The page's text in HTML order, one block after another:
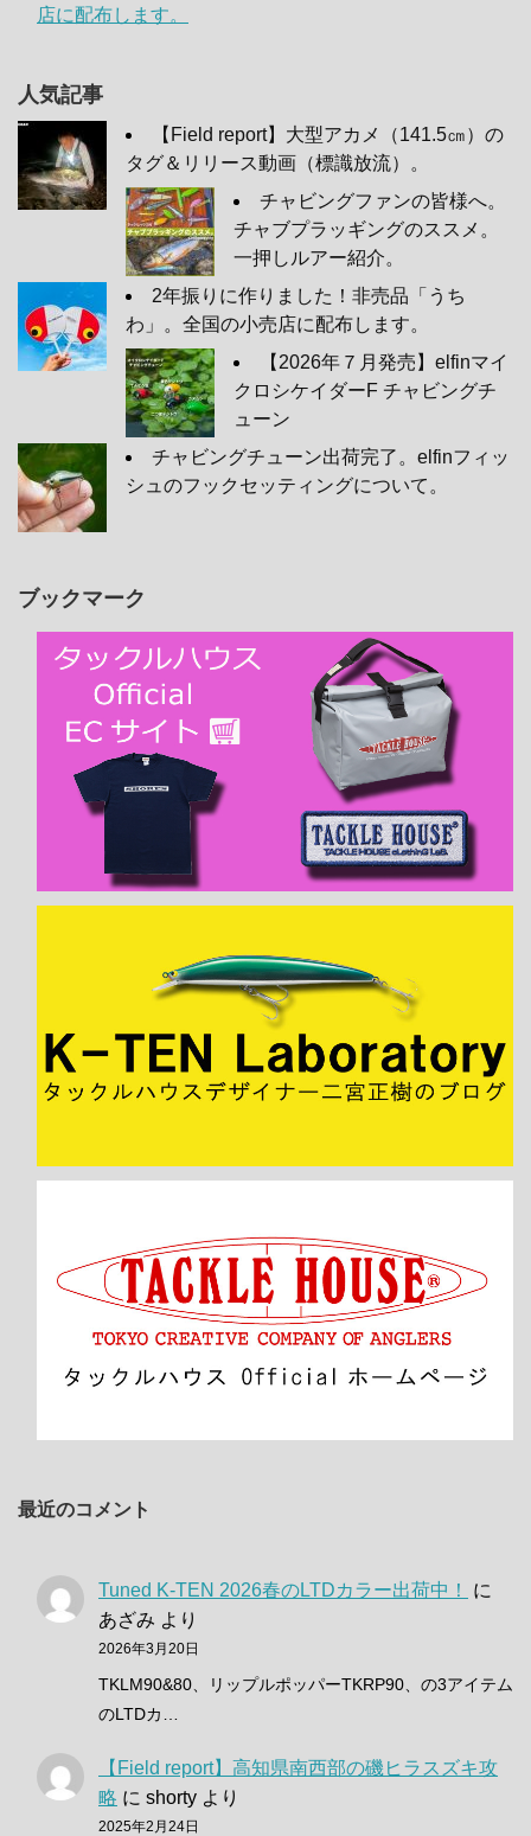
店に配布します。
人気記事
【Field report】大型アカメ（141.5㎝）の
タグ＆リリース動画（標識放流）。
チャビングファンの皆様へ。
チャブプラッギングのススメ。
一押しルアー紹介。
2年振りに作りました！非売品「うち
わ」。全国の小売店に配布します。
【2026年７月発売】elfinマイ
クロシケイダーF チャビングチ
ューン
チャビングチューン出荷完了。elfinフィッ
シュのフックセッティングについて。
ブックマーク
最近のコメント
Tuned K-TEN 2026春のLTDカラー出荷中！
に
あざみ より
2026年3月20日
TKLM90&80、リップルポッパーTKRP90、の3アイテム
のLTDカ…
【Field report】高知県南西部の磯ヒラスズキ攻
略 に shorty より
2025年2月24日